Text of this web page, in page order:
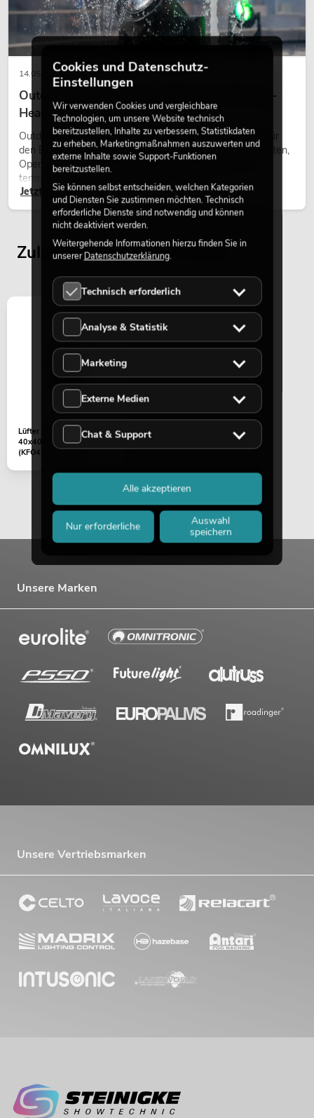
PSSO PA Set PRO S MK2
No. 20000456Artikel nicht mehr verfügbar
PSSO PA Set PRO M MK2
No. 20000457Artikel nicht mehr verfügbar
PSSO PA Set PRO L MK2
No. 20000458 Artikel nicht mehr verfügbar
No. 20000745 Artikel nicht mehr verfügbar
14.05.2026
Outdoor Moving-Heads: Wetterfeste Moving-
Heads bei Events
Outdoor Moving-Heads sind bewegliche Scheinwerfer für
den Einsatz im Freien. Sie werden bei Festivals, Stadtfesten,
Open-Air-Konzerten, Architekturinszenierungen und
temporären Außeninstallationen eingesetzt.
Jetzt lesen
Zuletzt angesehene Artikel
Lüfter 24V/0,07A
40x40x20mm
(KFO420S2MR-R)
Unsere Marken
Unsere Vertriebsmarken
Cookies und Datenschutz-
Einstellungen
Wir verwenden Cookies und vergleichbare
Technologien, um unsere Website technisch
bereitzustellen, Inhalte zu verbessern, Statistikdaten
zu erheben, Marketingmaßnahmen auszuwerten und
externe Inhalte sowie Support-Funktionen
bereitzustellen.
Sie können selbst entscheiden, welchen Kategorien
und Diensten Sie zustimmen möchten. Technisch
erforderliche Dienste sind notwendig und können
nicht deaktiviert werden.
Weitergehende Informationen hierzu finden Sie in
unsererDatenschutzerklärung.
Technisch erforderlich
Analyse & Statistik
Marketing
Externe Medien
Chat & Support
Nur erforderliche
Auswahl
speichern
Alle akzeptieren